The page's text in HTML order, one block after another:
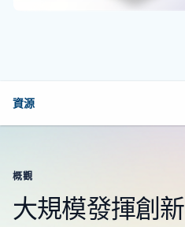
資源
概觀
大規模發揮創新